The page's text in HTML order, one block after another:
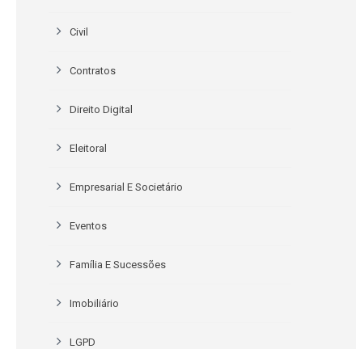
Civil
Contratos
Direito Digital
Eleitoral
Empresarial E Societário
Eventos
Família E Sucessões
Imobiliário
LGPD